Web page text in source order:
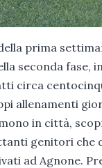
prima
seconda fase,
circa
allenamenti
in città,
genitori che
ad Agnone.